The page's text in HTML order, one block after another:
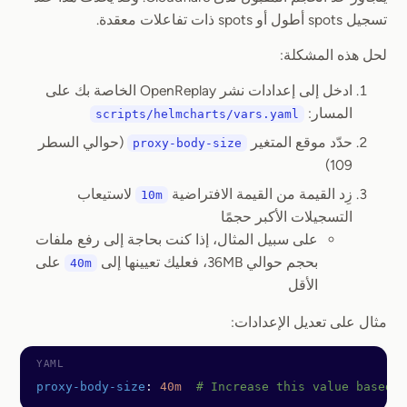
تسجيل spots أطول أو spots ذات تفاعلات معقدة.
لحل هذه المشكلة:
ادخل إلى إعدادات نشر OpenReplay الخاصة بك على
المسار:
scripts/helmcharts/vars.yaml
حدّد موقع المتغير proxy-body-size
(حوالي السطر
109)
زِد القيمة من القيمة الافتراضية
10m
لاستيعاب
التسجيلات الأكبر حجمًا
على سبيل المثال، إذا كنت بحاجة إلى رفع ملفات
بحجم حوالي 36MB، فعليك تعيينها إلى
40m
على
الأقل
مثال على تعديل الإعدادات:
proxy-body-size : 40m
# Increase this value based